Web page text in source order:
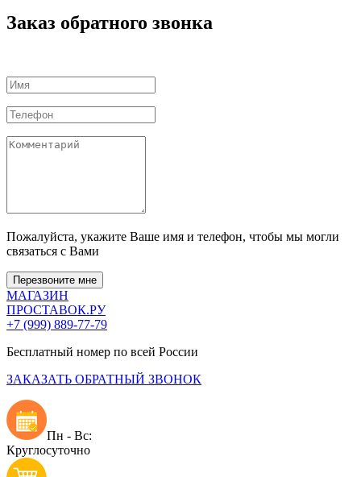
Заказ обратного звонка
Пожалуйста, укажите Ваше имя и телефон, чтобы мы могли
связаться с Вами
Перезвоните мне
МАГАЗИН
ПРОСТАВОК.РУ
+7 (999) 889-77-79
Бесплатный номер по всей России
ЗАКАЗАТЬ ОБРАТНЫЙ ЗВОНОК
Пн - Вс:
Круглосуточно